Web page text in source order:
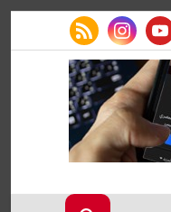
youtube
instagram
rss feed